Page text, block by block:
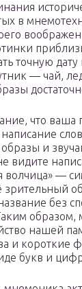
в
точную
— чай,
что ваша
и
видите
волчица» —
зрительный
без
образом,
нашей
и короткие
букв и